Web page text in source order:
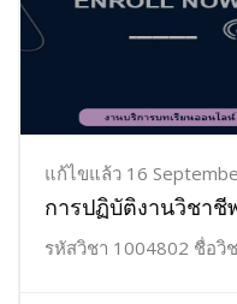
แก้ไขแล้ว 16
การปฏิบัติงานวิชาชี
รหัสวิชา 1004802 ชื่อวิ